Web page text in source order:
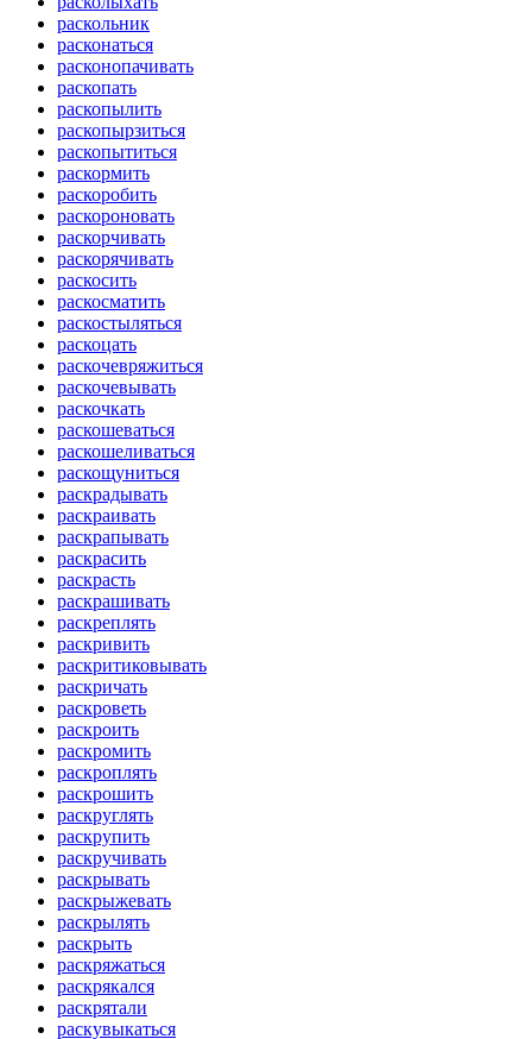
раскольник
расконаться
расконопачивать
раскопать
раскопылить
раскопырзиться
раскопытиться
раскормить
раскоробить
раскороновать
раскорчивать
раскорячивать
раскосить
раскосматить
раскостыляться
раскоцать
раскочевряжиться
раскочевывать
раскочкать
раскошеваться
раскошеливаться
раскощуниться
раскрадывать
раскраивать
раскрапывать
раскрасить
раскрасть
раскрашивать
раскреплять
раскривить
раскритиковывать
раскричать
раскроветь
раскроить
раскромить
раскроплять
раскрошить
раскруглять
раскрупить
раскручивать
раскрывать
раскрыжевать
раскрылять
раскрыть
раскряжаться
раскрякался
раскрятали
раскувыкаться